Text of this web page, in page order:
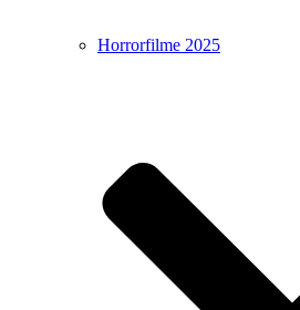
Horrorfilme 2025